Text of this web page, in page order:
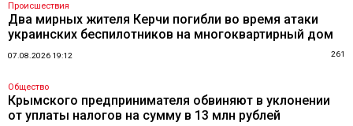
Происшествия
Два мирных жителя Керчи погибли во время атаки
украинских беспилотников на многоквартирный дом
07.08.2026 19:12 261
Общество
Крымского предпринимателя обвиняют в уклонении
от уплаты налогов на сумму в 13 млн рублей